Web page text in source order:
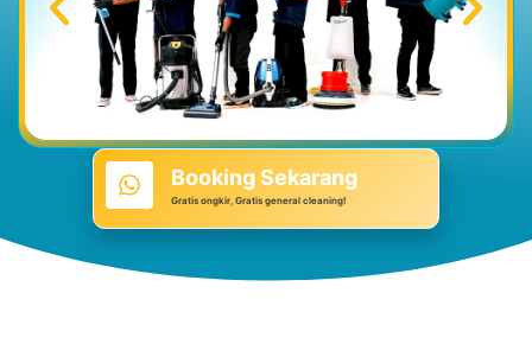
Booking Sekarang
Gratis ongkir, Gratis general cleaning!